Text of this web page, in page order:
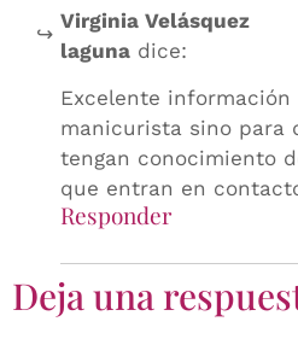
Virginia Velásquez
laguna dice:
Excelente información
manicurista sino para
tengan conocimiento
que entran en
Responder
Deja una